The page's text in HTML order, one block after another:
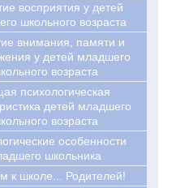
восприятия у детей
школьного возраста
внимания, памяти и
у детей младшего
возраста
психологическая
детей младшего
возраста
особенности
школьника
к школе... Родителей!